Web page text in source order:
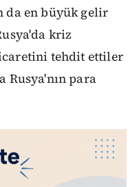
da en büyük gelir
kriz
tehdit ettiler
Rusya'nın para